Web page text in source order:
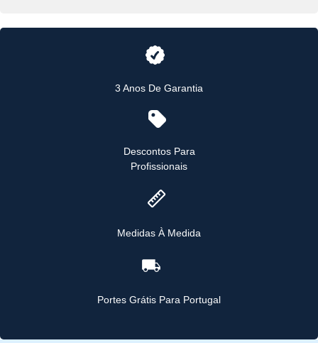
3 Anos De Garantia
Descontos Para
Profissionais
Medidas À Medida
Portes Grátis Para Portugal